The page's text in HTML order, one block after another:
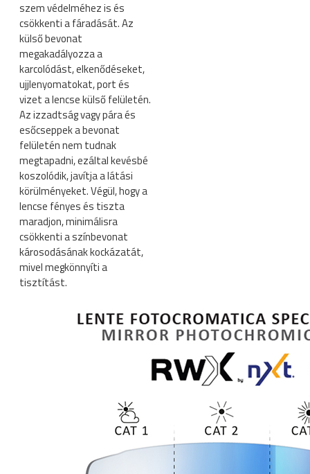
szem védelméhez is és
csökkenti a fáradását. Az
külső bevonat
megakadályozza a
karcolódást, elkenődéseket,
ujjlenyomatokat, port és
vizet a lencse külső felületén.
Az izzadtság vagy pára és
esőcseppek a bevonat
felületén nem tudnak
megtapadni, ezáltal kevésbé
koszolódik, javítja a látási
körülményeket. Végül, hogy a
lencse fényes és tiszta
maradjon, minimálisra
csökkenti a színbevonat
károsodásának kockázatát,
mivel megkönnyíti a
tisztítást.